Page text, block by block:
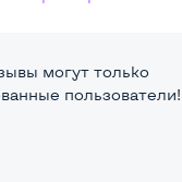
могут только
пользователи!